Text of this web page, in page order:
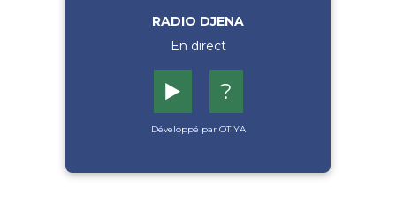
RADIO DJENA
En direct
▶️ ?
Développé par OTIYA